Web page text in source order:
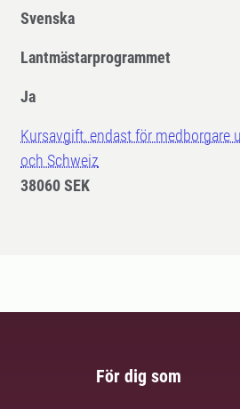
Svenska
Lantmästarprogrammet
Ja
Kursavgift, endast för medborgare
och Schweiz
38060 SEK
För dig som